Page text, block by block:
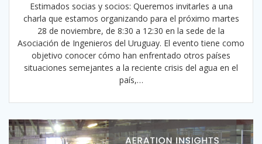
Estimados socias y socios: Queremos invitarles a una
charla que estamos organizando para el próximo martes
28 de noviembre, de 8:30 a 12:30 en la sede de la
Asociación de Ingenieros del Uruguay. El evento tiene como
objetivo conocer cómo han enfrentado otros países
situaciones semejantes a la reciente crisis del agua en el
país,…